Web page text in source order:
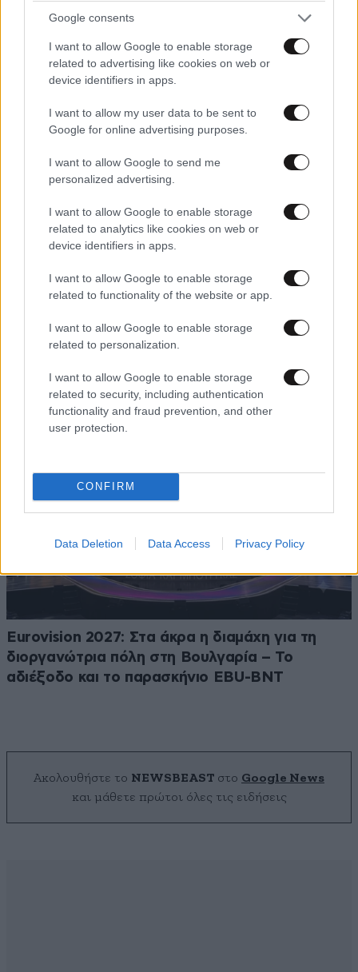
Google consents
I want to allow Google to enable storage
related to advertising like cookies on web or
device identifiers in apps.
I want to allow my user data to be sent to
Google for online advertising purposes.
I want to allow Google to send me
personalized advertising.
I want to allow Google to enable storage
related to analytics like cookies on web or
device identifiers in apps.
I want to allow Google to enable storage
related to functionality of the website or app.
I want to allow Google to enable storage
related to personalization.
I want to allow Google to enable storage
related to security, including authentication
functionality and fraud prevention, and other
user protection.
CONFIRM
Data Deletion Data Access Privacy Policy
Μαρία Παπαγεωργίου: Δεύτερη συναυλία στο F
Hill Sessions στις 28 Σεπτεμβρίου
Mike: Εκτός σκηνής ο ράπερ μετά από σοβαρό
τροχαίο ατύχημα – Η ανακοίνωσή του
Eurovision 2027: Στα άκρα η διαμάχη για τη
διοργανώτρια πόλη στη Βουλγαρία – Το
αδιέξοδο και το παρασκήνιο EBU-BNT
Ακολουθήστε το NEWSBEAST στο Google News
και μάθετε πρώτοι όλες τις ειδήσεις